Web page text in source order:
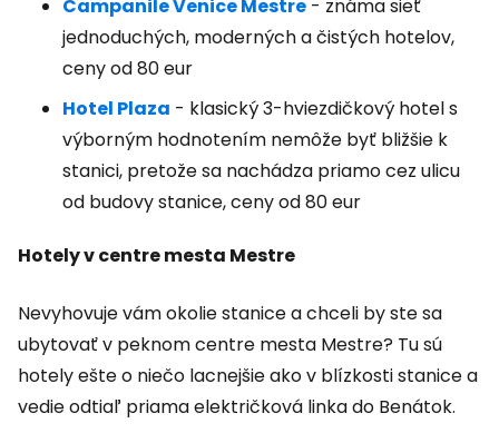
Campanile Venice Mestre - známa sieť
jednoduchých, moderných a čistých hotelov,
ceny od 80 eur
Hotel Plaza - klasický 3-hviezdičkový hotel s
výborným hodnotením nemôže byť bližšie k
stanici, pretože sa nachádza priamo cez ulicu
od budovy stanice, ceny od 80 eur
Hotely v centre mesta Mestre
Nevyhovuje vám okolie stanice a chceli by ste sa
ubytovať v peknom centre mesta Mestre? Tu sú
hotely ešte o niečo lacnejšie ako v blízkosti stanice a
vedie odtiaľ priama električková linka do Benátok.